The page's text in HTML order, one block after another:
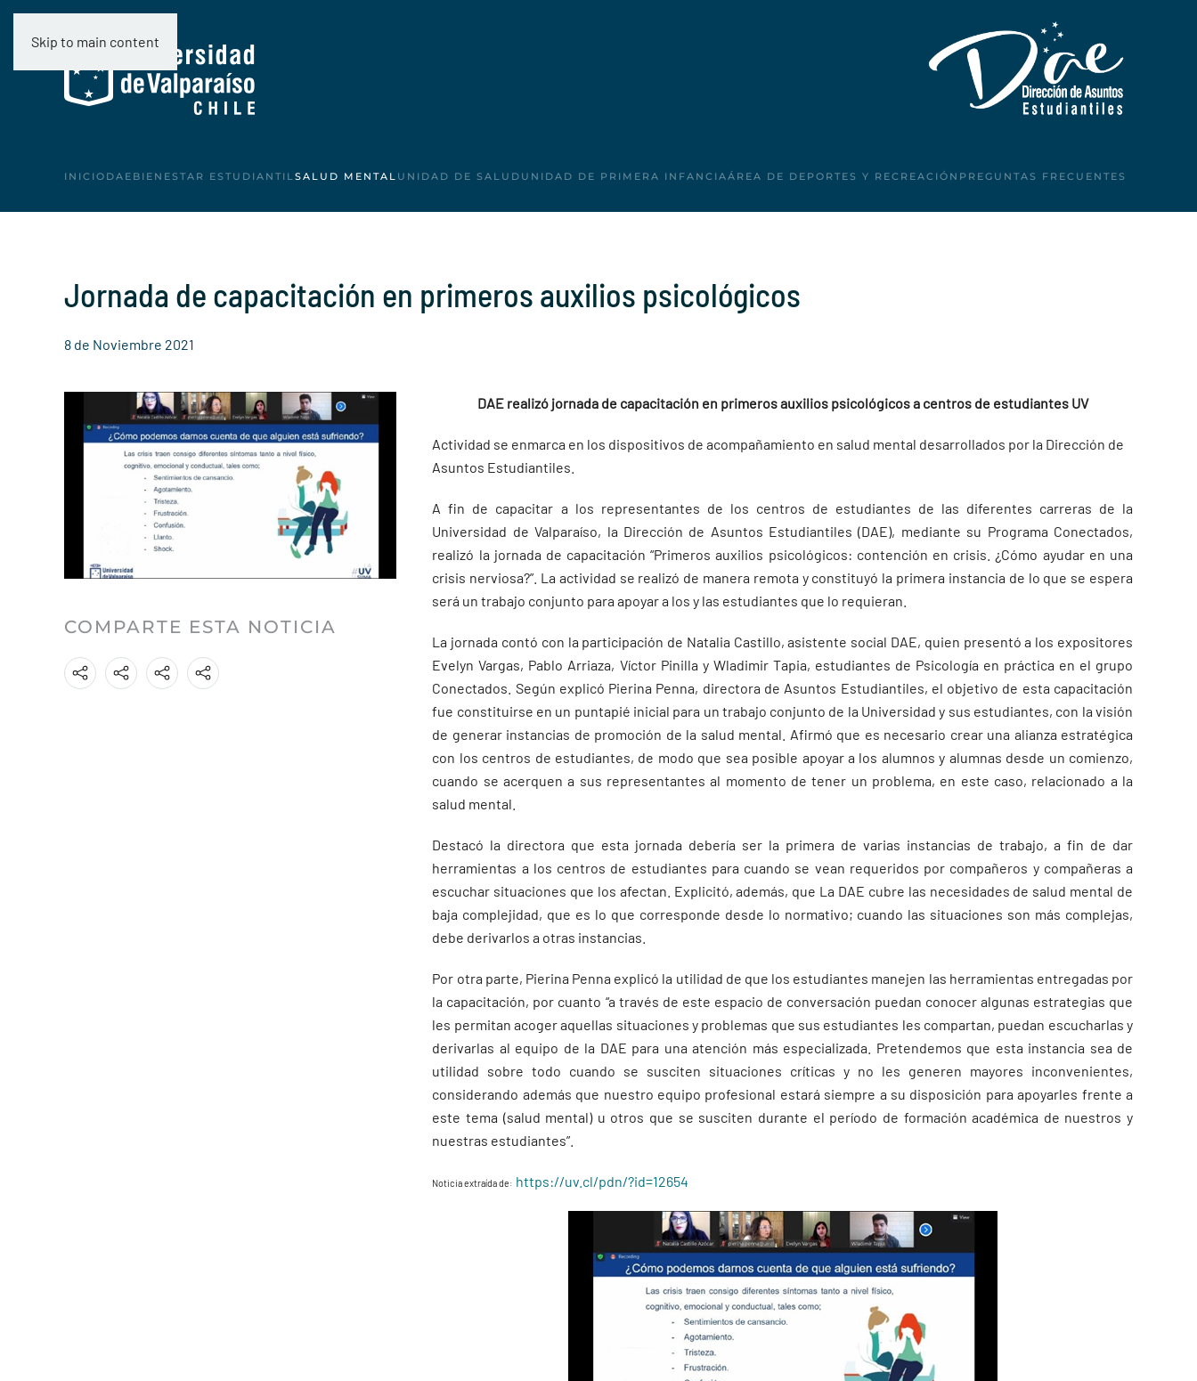
Skip to main content
INICIO DAE BIENESTAR ESTUDIANTIL SALUD MENTAL UNIDAD DE SALUD UNIDAD DE PRIMERA INFANCIAÁREA DE DEPORTES Y RECREACIÓN PREGUNTAS FRECUENTES
Jornada de capacitación en primeros auxilios psicológicos
8 de Noviembre 2021
COMPARTE ESTA NOTICIA
DAE realizó jornada de capacitación en primeros auxilios psicológicos a centros de estudiantes UV
Actividad se enmarca en los dispositivos de acompañamiento en salud mental desarrollados por la Dirección de
Asuntos Estudiantiles.
A fin de capacitar a los representantes de los centros de estudiantes de las diferentes carreras de la
Universidad de Valparaíso, la Dirección de Asuntos Estudiantiles (DAE), mediante su Programa Conectados,
realizó la jornada de capacitación “Primeros auxilios psicológicos: contención en crisis. ¿Cómo ayudar en una
crisis nerviosa?”. La actividad se realizó de manera remota y constituyó la primera instancia de lo que se espera
será un trabajo conjunto para apoyar a los y las estudiantes que lo requieran.
La jornada contó con la participación de Natalia Castillo, asistente social DAE, quien presentó a los expositores
Evelyn Vargas, Pablo Arriaza, Víctor Pinilla y Wladimir Tapia, estudiantes de Psicología en práctica en el grupo
Conectados. Según explicó Pierina Penna, directora de Asuntos Estudiantiles, el objetivo de esta capacitación
fue constituirse en un puntapié inicial para un trabajo conjunto de la Universidad y sus estudiantes, con la visión
de generar instancias de promoción de la salud mental. Afirmó que es necesario crear una alianza estratégica
con los centros de estudiantes, de modo que sea posible apoyar a los alumnos y alumnas desde un comienzo,
cuando se acerquen a sus representantes al momento de tener un problema, en este caso, relacionado a la
salud mental.
Destacó la directora que esta jornada debería ser la primera de varias instancias de trabajo, a fin de dar
herramientas a los centros de estudiantes para cuando se vean requeridos por compañeros y compañeras a
escuchar situaciones que los afectan. Explicitó, además, que La DAE cubre las necesidades de salud mental de
baja complejidad, que es lo que corresponde desde lo normativo; cuando las situaciones son más complejas,
debe derivarlos a otras instancias.
Por otra parte, Pierina Penna explicó la utilidad de que los estudiantes manejen las herramientas entregadas por
la capacitación, por cuanto “a través de este espacio de conversación puedan conocer algunas estrategias que
les permitan acoger aquellas situaciones y problemas que sus estudiantes les compartan, puedan escucharlas y
derivarlas al equipo de la DAE para una atención más especializada. Pretendemos que esta instancia sea de
utilidad sobre todo cuando se susciten situaciones críticas y no les generen mayores inconvenientes,
considerando además que nuestro equipo profesional estará siempre a su disposición para apoyarles frente a
este tema (salud mental) u otros que se susciten durante el período de formación académica de nuestros y
nuestras estudiantes”.
Noticia extraída de: https://uv.cl/pdn/?id=12654